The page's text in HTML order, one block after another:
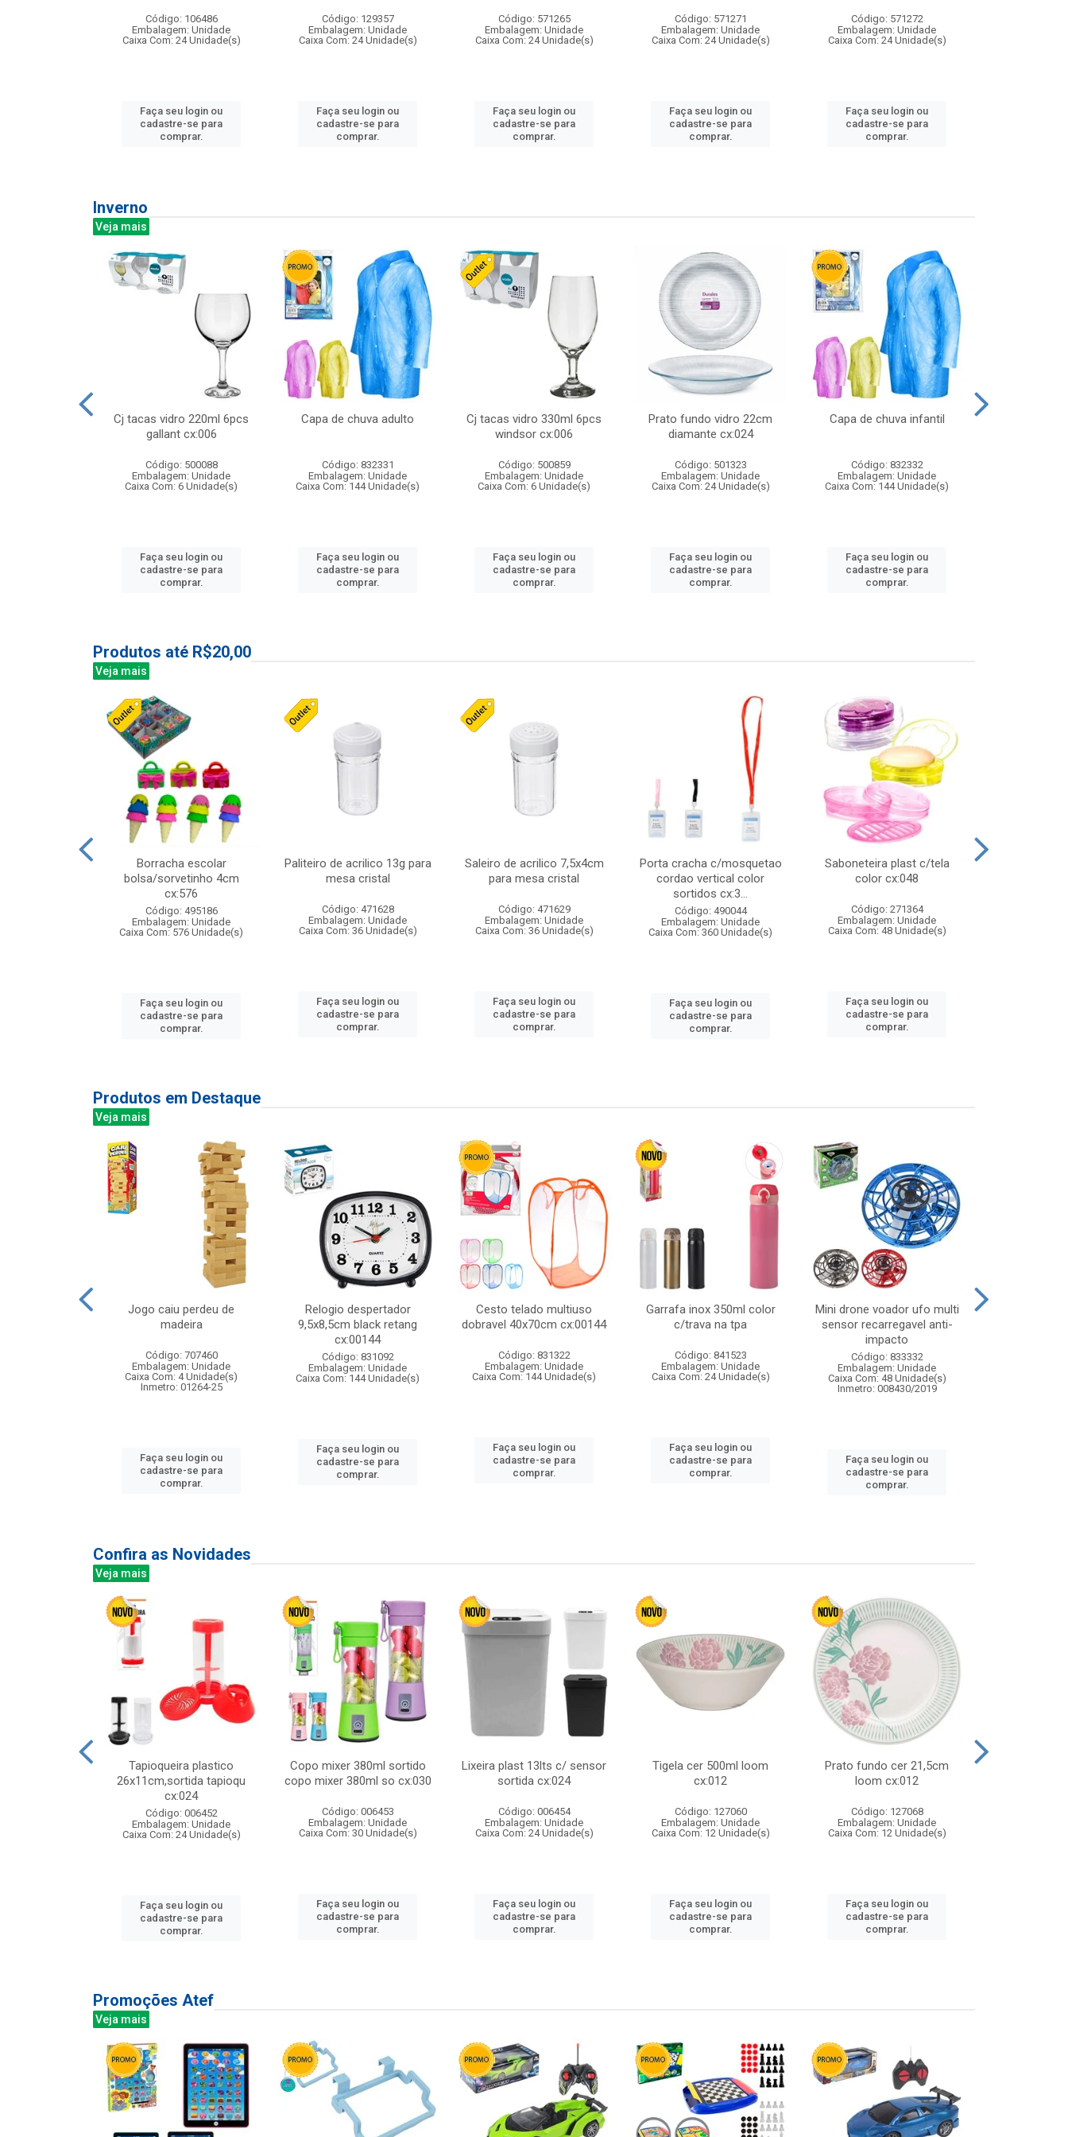
Código: 106486
Embalagem: Unidade
Caixa Com: 24 Unidade(s)
Faça seu login ou
cadastre-se para
comprar.
Código: 129357
Embalagem: Unidade
Caixa Com: 24 Unidade(s)
Faça seu login ou
cadastre-se para
comprar.
Código: 571265
Embalagem: Unidade
Caixa Com: 24 Unidade(s)
Faça seu login ou
cadastre-se para
comprar.
Código: 571271
Embalagem: Unidade
Caixa Com: 24 Unidade(s)
Faça seu login ou
cadastre-se para
comprar.
Código: 571272
Embalagem: Unidade
Caixa Com: 24 Unidade(s)
Faça seu login ou
cadastre-se para
comprar.
Inverno
Veja mais
Cj tacas vidro 220ml 6pcs
gallant cx:006
Código: 500088
Embalagem: Unidade
Caixa Com: 6 Unidade(s)
Faça seu login ou
cadastre-se para
comprar.
Capa de chuva adulto
Código: 832331
Embalagem: Unidade
Caixa Com: 144 Unidade(s)
Faça seu login ou
cadastre-se para
comprar.
Cj tacas vidro 330ml 6pcs
windsor cx:006
Código: 500859
Embalagem: Unidade
Caixa Com: 6 Unidade(s)
Faça seu login ou
cadastre-se para
comprar.
Prato fundo vidro 22cm
diamante cx:024
Código: 501323
Embalagem: Unidade
Caixa Com: 24 Unidade(s)
Faça seu login ou
cadastre-se para
comprar.
Capa de chuva infantil
Código: 832332
Embalagem: Unidade
Caixa Com: 144 Unidade(s)
Faça seu login ou
cadastre-se para
comprar.
Produtos até R$20,00
Veja mais
Borracha escolar
bolsa/sorvetinho 4cm
cx:576
Código: 495186
Embalagem: Unidade
Caixa Com: 576 Unidade(s)
Faça seu login ou
cadastre-se para
comprar.
Paliteiro de acrilico 13g para
mesa cristal
Código: 471628
Embalagem: Unidade
Caixa Com: 36 Unidade(s)
Faça seu login ou
cadastre-se para
comprar.
Saleiro de acrilico 7,5x4cm
para mesa cristal
Código: 471629
Embalagem: Unidade
Caixa Com: 36 Unidade(s)
Faça seu login ou
cadastre-se para
comprar.
Porta cracha c/mosquetao
cordao vertical color
sortidos cx:3...
Código: 490044
Embalagem: Unidade
Caixa Com: 360 Unidade(s)
Faça seu login ou
cadastre-se para
comprar.
Saboneteira plast c/tela
color cx:048
Código: 271364
Embalagem: Unidade
Caixa Com: 48 Unidade(s)
Faça seu login ou
cadastre-se para
comprar.
Produtos em Destaque
Veja mais
Jogo caiu perdeu de
madeira
Código: 707460
Embalagem: Unidade
Caixa Com: 4 Unidade(s)
Inmetro: 01264-25
Faça seu login ou
cadastre-se para
comprar.
Relogio despertador
9,5x8,5cm black retang
cx:00144
Código: 831092
Embalagem: Unidade
Caixa Com: 144 Unidade(s)
Faça seu login ou
cadastre-se para
comprar.
Cesto telado multiuso
dobravel 40x70cm cx:00144
Código: 831322
Embalagem: Unidade
Caixa Com: 144 Unidade(s)
Faça seu login ou
cadastre-se para
comprar.
Garrafa inox 350ml color
c/trava na tpa
Código: 841523
Embalagem: Unidade
Caixa Com: 24 Unidade(s)
Faça seu login ou
cadastre-se para
comprar.
Mini drone voador ufo multi
sensor recarregavel anti-
impacto
Código: 833332
Embalagem: Unidade
Caixa Com: 48 Unidade(s)
Inmetro: 008430/2019
Faça seu login ou
cadastre-se para
comprar.
Confira as Novidades
Veja mais
Tapioqueira plastico
26x11cm,sortida tapioqu
cx:024
Código: 006452
Embalagem: Unidade
Caixa Com: 24 Unidade(s)
Faça seu login ou
cadastre-se para
comprar.
Copo mixer 380ml sortido
copo mixer 380ml so cx:030
Código: 006453
Embalagem: Unidade
Caixa Com: 30 Unidade(s)
Faça seu login ou
cadastre-se para
comprar.
Lixeira plast 13lts c/ sensor
sortida cx:024
Código: 006454
Embalagem: Unidade
Caixa Com: 24 Unidade(s)
Faça seu login ou
cadastre-se para
comprar.
Tigela cer 500ml loom
cx:012
Código: 127060
Embalagem: Unidade
Caixa Com: 12 Unidade(s)
Faça seu login ou
cadastre-se para
comprar.
Prato fundo cer 21,5cm
loom cx:012
Código: 127068
Embalagem: Unidade
Caixa Com: 12 Unidade(s)
Faça seu login ou
cadastre-se para
comprar.
Promoções Atef
Veja mais